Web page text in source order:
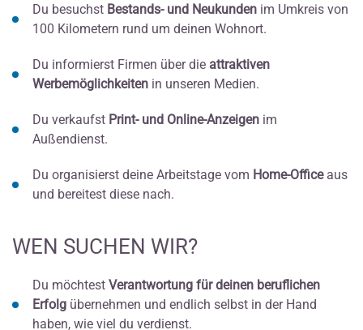
Du besuchst Bestands- und Neukunden im Umkreis von
100 Kilometern rund um deinen Wohnort.
Du informierst Firmen über die attraktiven
Werbemöglichkeiten in unseren Medien.
Du verkaufst Print- und Online-Anzeigen im
Außendienst.
Du organisierst deine Arbeitstage vom Home-Officeaus
und bereitest diese nach.
WEN SUCHEN WIR?
Du möchtest Verantwortung für deinen beruflichen
Erfolg übernehmen und endlich selbst in der Hand
haben, wie viel du verdienst.